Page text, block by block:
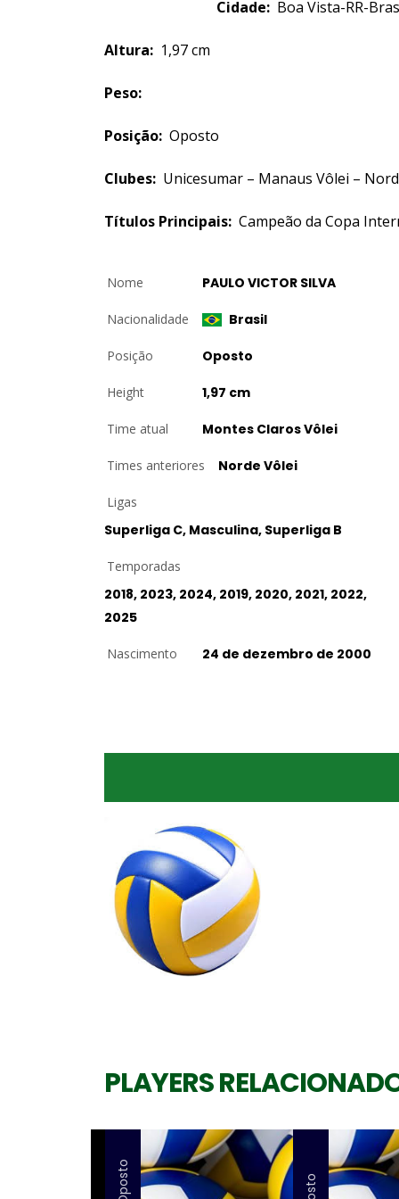
Cidade: Boa
Altura: 1,97 cm
Peso:
Posição: Oposto
Clubes: Unicesumar – Manaus Vôlei –
Títulos Principais: Campeão da Copa
Nome PAULO VICTOR SILVA
Nacionalidade Brasil
Posição Oposto
Height 1,97 cm
Time atual Montes Claros Vôlei
Times anteriores Norde Vôlei
Ligas
Superliga C, Masculina, Superliga B
Temporadas
2018, 2023, 2024, 2019, 2020, 2021, 2022,
2025
Nascimento 24 de dezembro de 2000
PLAYERS
Oposto